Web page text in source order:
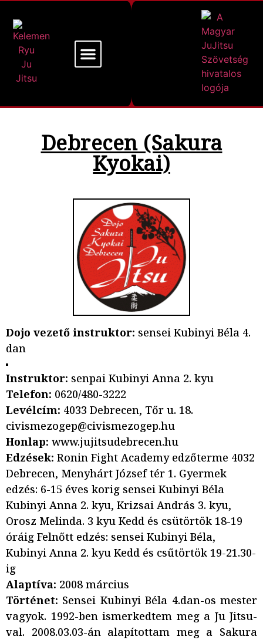
Debrecen (Sakura
Kyokai)
Dojo vezető instruktor: sensei Kubinyi Béla 4.
dan
Instruktor: senpai Kubinyi Anna 2. kyu
Telefon: 0620/480-3222
Levélcím: 4033 Debrecen, Tőr u. 18.
civismezogep@civismezogep.hu
Honlap: www.jujitsudebrecen.hu
Edzések: Ronin Fight Academy edzőterme 4032
Debrecen, Menyhárt József tér 1. Gyermek
edzés: 6-15 éves korig sensei Kubinyi Béla
Kubinyi Anna 2. kyu, Krizsai András 3. kyu,
Orosz Melinda. 3 kyu Kedd és csütörtök 18-19
óráig Felnőtt edzés: sensei Kubinyi Béla,
Kubinyi Anna 2. kyu Kedd és csűtörtök 19-21.30-
ig
Alaptíva: 2008 március
Történet: Sensei Kubinyi Béla 4.dan-os mester
vagyok. 1992-ben ismerkedtem meg a Ju Jitsu-
val. 2008.03.03-án alapítottam meg a Sakura